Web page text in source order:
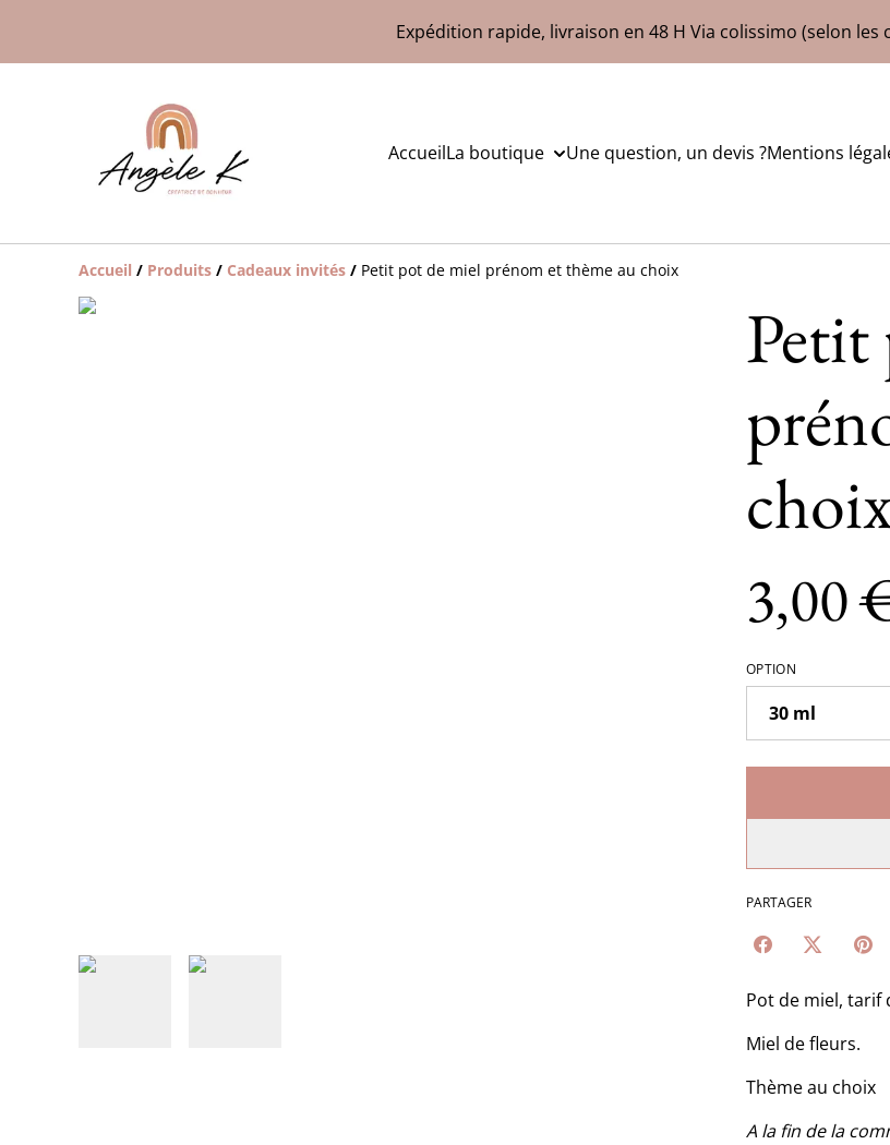
Expédition rapide, livraison en 48 H Via colissimo (selon les
AccueilLa boutique Une question, un devis ?Mentions
Accueil / Produits / Cadeaux invités / Petit pot de miel prénom et thème au choix
Petit
3,00
OPTION
PARTAGER
Pot de miel, tarif
Miel de fleurs.
Thème au choix
A la fin de la